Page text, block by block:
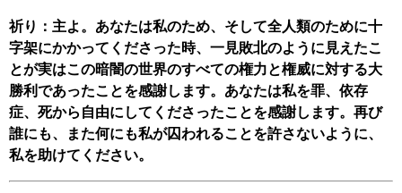
祈り：主よ。あなたは私のため、そして全人類のために十
字架にかかってくださった時、一見敗北のように見えたこ
とが実はこの暗闇の世界のすべての権力と権威に対する大
勝利であったことを感謝します。あなたは私を罪、依存
症、死から自由にしてくださったことを感謝します。再び
誰にも、また何にも私が囚われることを許さないように、
私を助けてください。